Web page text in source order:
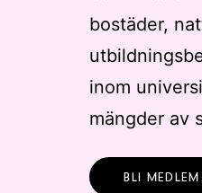
bostäder,
inom
mängder av
BLI MEDLEM